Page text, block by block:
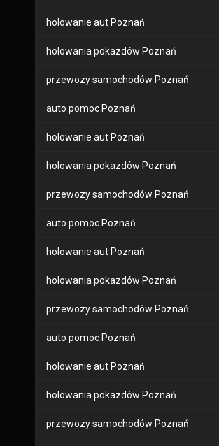
holowanie aut Poznań
holowania pokazdów Poznań
przewozy samochodów Poznań
auto pomoc Poznań
holowanie aut Poznań
holowania pokazdów Poznań
przewozy samochodów Poznań
auto pomoc Poznań
holowanie aut Poznań
holowania pokazdów Poznań
przewozy samochodów Poznań
auto pomoc Poznań
holowanie aut Poznań
holowania pokazdów Poznań
przewozy samochodów Poznań